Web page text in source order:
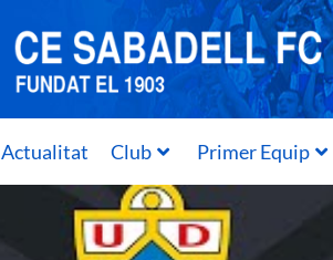
Actualitat Club Primer Equip